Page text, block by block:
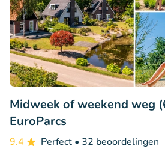
Midweek of weekend weg
EuroParcs
9.4 Perfect • 32 beoordelingen